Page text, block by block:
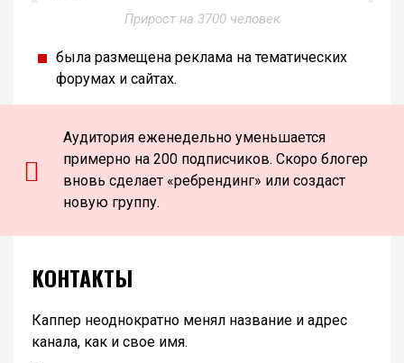
Прирост на 3700 человек
была размещена реклама на тематических
форумах и сайтах.
Аудитория еженедельно уменьшается
примерно на 200 подписчиков. Скоро блогер
вновь сделает «ребрендинг» или создаст
новую группу.
КОНТАКТЫ
Каппер неоднократно менял название и адрес
канала, как и свое имя.